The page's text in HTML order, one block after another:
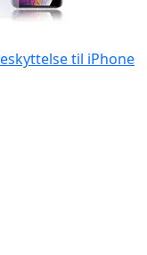
til iPhone